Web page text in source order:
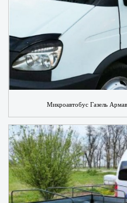
Микроавтобус Газель